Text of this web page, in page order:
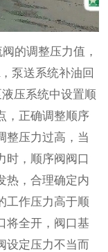
的调整压力值，
泵送系统补油回
压系统中设置顺
，正确调整顺序
整压力过高，当
时，顺序阀阀口
热，合理确定内
工作压力高于顺
将全开，阀口基
设定压力不当而